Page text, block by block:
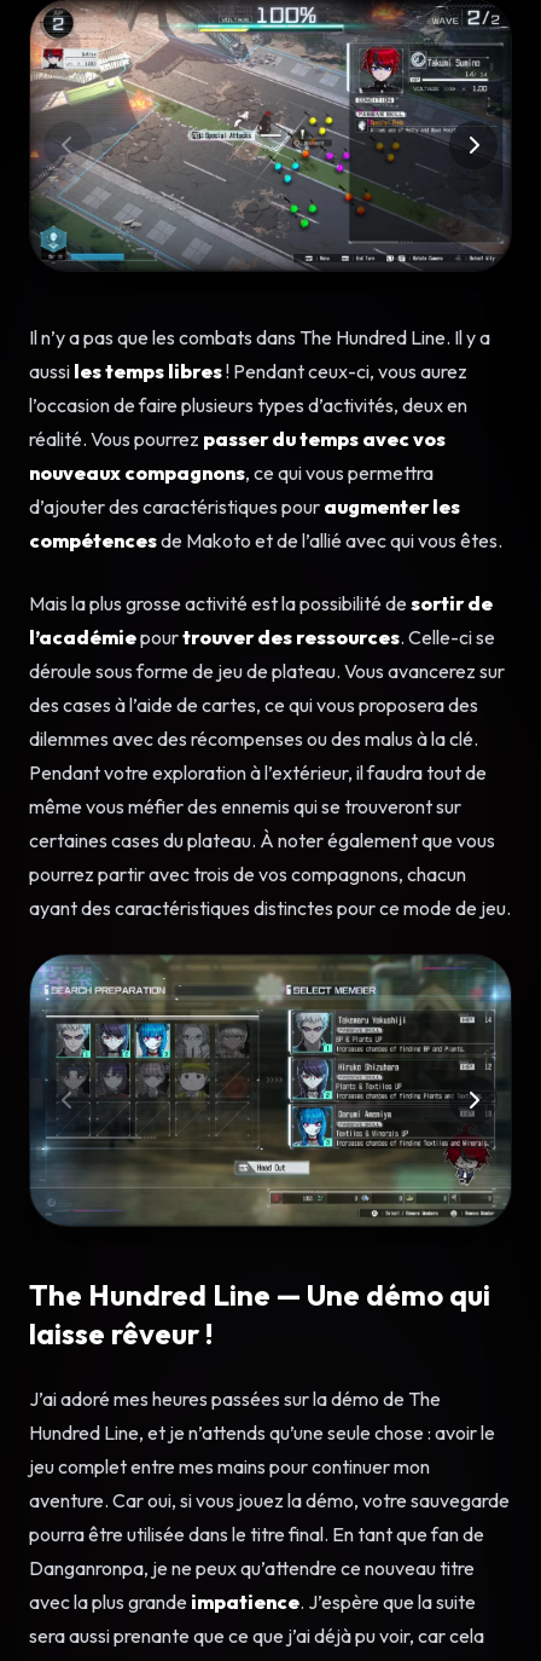
Il n’y a pas que les combats dans The Hundred Line. Il y a
aussi les temps libres! Pendant ceux-ci, vous aurez
l’occasion de faire plusieurs types d’activités, deux en
réalité. Vous pourrez passer du temps avec vos
nouveaux compagnons, ce qui vous permettra
d’ajouter des caractéristiques pour augmenter les
compétencesde Makoto et de l’allié avec qui vous êtes.
Mais la plus grosse activité est la possibilité desortir de
l’académiepourtrouver des ressources. Celle-ci se
déroule sous forme de jeu de plateau. Vous avancerez sur
des cases à l’aide de cartes, ce qui vous proposera des
dilemmes avec des récompenses ou des malus à la clé.
Pendant votre exploration à l’extérieur, il faudra tout de
même vous méfier des ennemis qui se trouveront sur
certaines cases du plateau. À noter également que vous
pourrez partir avec trois de vos compagnons, chacun
ayant des caractéristiques distinctes pour ce mode de jeu.
The Hundred Line — Une démo qui
laisse rêveur !
J’ai adoré mes heures passées sur la démo de The
Hundred Line, et je n’attends qu’une seule chose : avoir le
jeu complet entre mes mains pour continuer mon
aventure. Car oui, si vous jouez la démo, votre sauvegarde
pourra être utilisée dans le titre final. En tant que fan de
Danganronpa, je ne peux qu’attendre ce nouveau titre
avec la plus grande impatience. J’espère que la suite
sera aussi prenante que ce que j’ai déjà pu voir, car cela